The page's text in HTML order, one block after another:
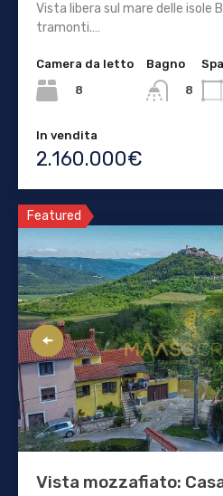
Vista libera sul mare delle isole
tramonti.…
Camera da letto
8
Bagno
8
In vendita
2.160.000€
Featured
Vista mozzafiato: